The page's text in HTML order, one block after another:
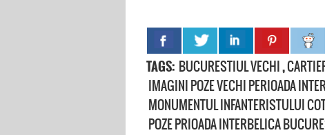
TAGS: BUCURESTIUL VECHI,
IMAGINI POZE VECHI PERIOADA
MONUMENTUL INFANTERISTULUI
POZE PRIOADA INTERBELICA